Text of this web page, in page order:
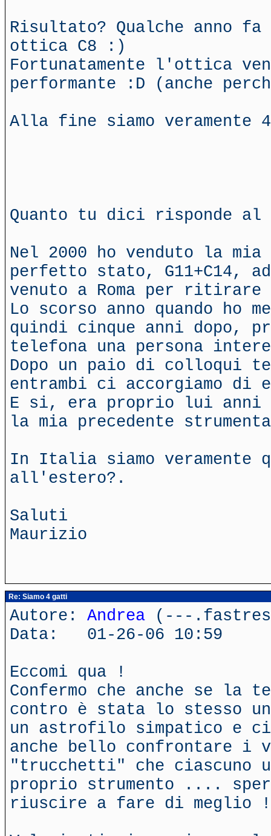
Risultato? Qualche anno
ottica C8 :)
Fortunatamente l'ottica
performante :D (anche
Alla fine siamo veramente
Quanto tu dici risponde al
Nel 2000 ho venduto la
perfetto stato, G11+C14,
venuto a Roma per
Lo scorso anno quando ho
quindi cinque anni dopo,
telefona una persona
Dopo un paio di colloqui
entrambi ci accorgiamo
E si, era proprio lui anni
la mia precedente
In Italia siamo veramente
all'estero?.
Saluti
Maurizio
Re: Siamo 4 gatti
Autore: Andrea (---
Data: 01-26-06 10:59
Eccomi qua !
Confermo che anche se
contro è stata lo stesso
un astrofilo simpatico e
anche bello confrontare i
"trucchetti" che ciascuno
proprio strumento ....
riuscire a fare di meglio